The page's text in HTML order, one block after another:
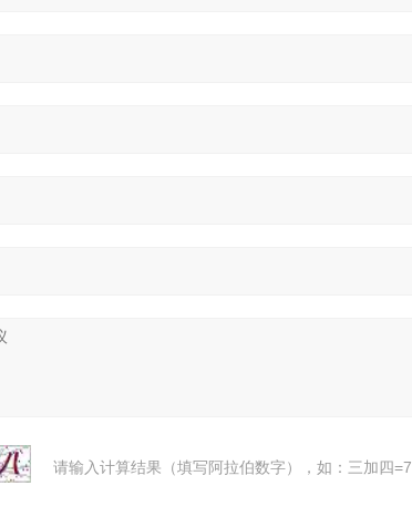
请输入计算结果（填写阿拉伯数字），如：三加四=7